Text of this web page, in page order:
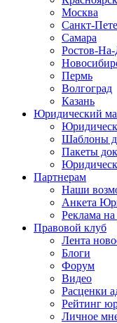
Москва
Санкт-
Самара
Ростов-
Пермь
Волгоград
Казань
Юридический
Шаблоны
Пакеты
Партнерам
Наши
Анкета
Реклама на
Правовой клуб
Лента
Блоги
Форум
Видео
Расценки
Рейтинг
Личное